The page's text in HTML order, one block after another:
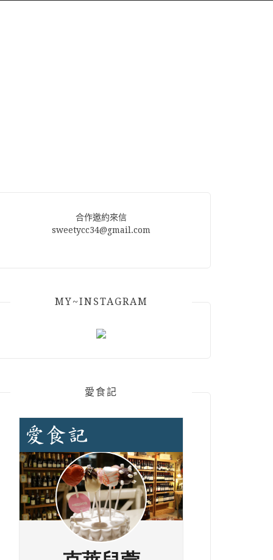
合作邀約來信
sweetycc34@gmail.com
MY~INSTAGRAM
愛食記